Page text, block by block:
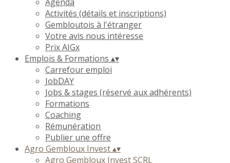
Activités (détails et inscriptions)
Gembloutois à l'étranger
Votre avis nous intéresse
Prix AIGx
Emplois & Formations ▴▾
Carrefour emploi
JobDAY
Jobs & stages (réservé aux adhérents)
Formations
Coaching
Rémunération
Publier une offre
Agro Gembloux Invest▴▾
Agro Gembloux Invest SCRL